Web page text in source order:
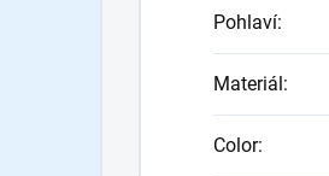
Pohlaví:
Materiál:
Color: